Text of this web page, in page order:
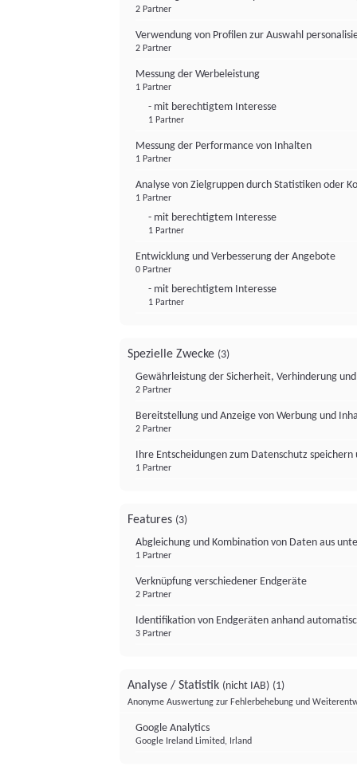
2 Partner
Verwendung von Profilen zur Auswahl
2 Partner
Messung der Werbeleistung
1 Partner
- mit berechtigtem Interesse
1 Partner
Messung der Performance von Inhalten
1 Partner
Analyse von Zielgruppen durch Statistiken oder
1 Partner
- mit berechtigtem Interesse
1 Partner
Entwicklung und Verbesserung der Angebote
0 Partner
- mit berechtigtem Interesse
1 Partner
Spezielle Zwecke (3)
Gewährleistung der Sicherheit, Verhinderung
2 Partner
Bereitstellung und Anzeige von Werbung und
2 Partner
Ihre Entscheidungen zum Datenschutz
1 Partner
Features (3)
Abgleichung und Kombination von Daten aus
1 Partner
Verknüpfung verschiedener Endgeräte
2 Partner
Identifikation von Endgeräten anhand
3 Partner
Analyse / Statistik (nicht IAB) (1)
Anonyme Auswertung zur Fehlerbehebung und
Google Analytics
Google Ireland Limited, Irland